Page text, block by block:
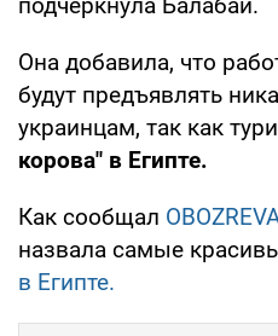
подчеркнула Балабай.
Она добавила, что
будут предъявлять
украинцам, так как
корова" в Египте.
Как сообщал
назвала самые
в Египте.